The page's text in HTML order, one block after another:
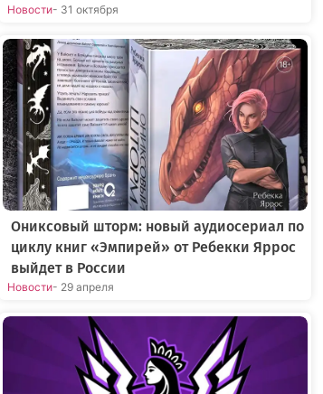
Новости- 31 октября
Ониксовый шторм: новый аудиосериал по
циклу книг «Эмпирей» от Ребекки Яррос
выйдет в России
Новости- 29 апреля